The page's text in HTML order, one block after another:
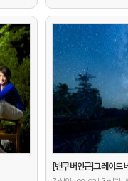
[밴쿠버인근]그레이트